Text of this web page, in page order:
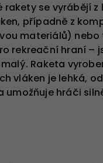
rakety se vyrábějí z
případně z
materiálů) nebo
rekreační hraní –
Raketa
vláken je lehká,
umožňuje hráči